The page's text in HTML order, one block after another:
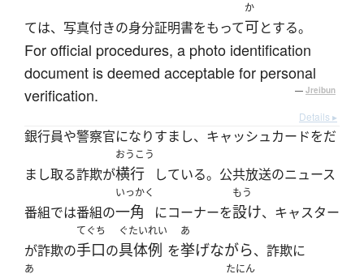
ては、写真付きの身分証明書をもって
か
可とする。
For official procedures, a photo identification
document is deemed acceptable for personal
verification.
— Jreibun
Details ▸
銀行員や警察官になりすまし、キャッシュカードをだ
まし取る詐欺が
おうこう
横行 している。公共放送のニュース
番組では番組の
いっかく
一角 にコーナーを
もう
設け、キャスター
が詐欺の
てぐち
手口の
ぐたいれい
具体例 を
あ
挙げながら、詐欺に
あ たにん